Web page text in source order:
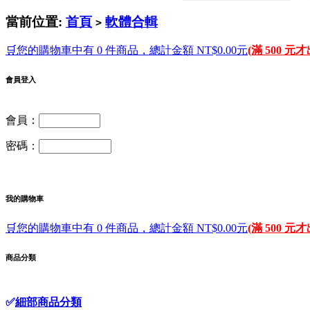
當前位置: 首頁 > 軟體合輯
🛒您的購物車中有 0 件商品，總計金額 NT$0.00元(滿 500 元才
會員登入
會員：
密碼：
我的購物車
🛒您的購物車中有 0 件商品，總計金額 NT$0.00元(滿 500 元才
商品分類
✅細部商品分類